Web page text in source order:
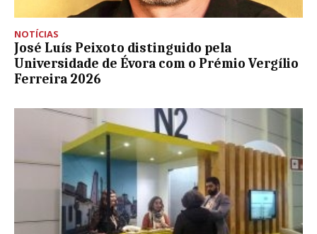
NOTÍCIAS
José Luís Peixoto distinguido pela
Universidade de Évora com o Prémio Vergílio
Ferreira 2026